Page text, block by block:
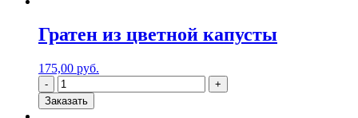
Гратен из цветной капусты
175,00 руб.
Заказать